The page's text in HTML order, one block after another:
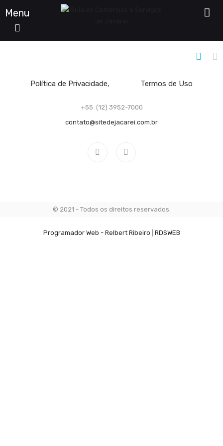
Menu
Filtro De Listagens
Política de Privacidade Termos de Uso
+55 (12) 3952-7000
contato@sitedejacarei.com.br
© 2021 - Todos os direitos reservados.
Programador Web - Relbert Ribeiro RDSWEB